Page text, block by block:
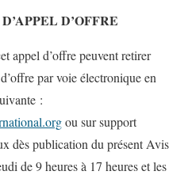
D’OFFRE
appel d’offre peuvent retirer
par voie électronique en
:
ou sur support
dès publication du présent Avis
de 9 heures à 17 heures et les